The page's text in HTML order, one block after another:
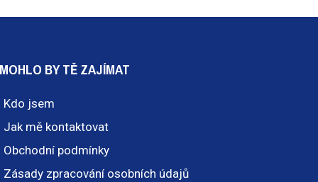
MOHLO BY TĚ ZAJÍMAT
Kdo jsem
Jak mě kontaktovat
Obchodní podmínky
Zásady zpracování osobních údajů